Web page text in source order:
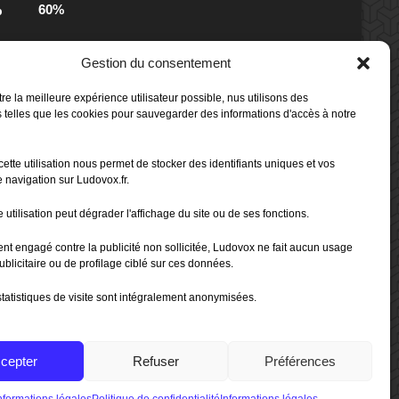
Gestion du consentement
la meilleure expérience utilisateur possible, nus utilisons des
telles que les cookies pour sauvegarder des informations d'accès à notre
utilisation nous permet de stocker des identifiants uniques et vos
navigation sur Ludovox.fr.
utilisation peut dégrader l'affichage du site ou de ses fonctions.
engagé contre la publicité non sollicitée, Ludovox ne fait aucun usage
ou de profilage ciblé sur ces données.
de visite sont intégralement anonymisées.
Refuser Préférences
60%
-
-
80%
70%
de confidentialité|CGU App Ludovox